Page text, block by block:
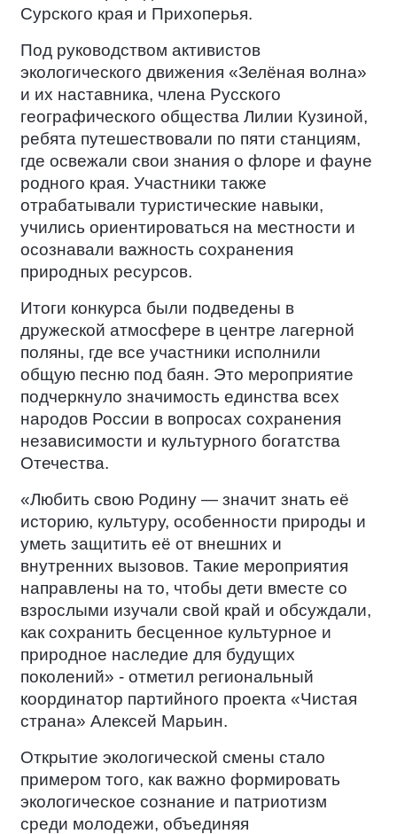
Сурского края и Прихоперья.
Под руководством активистов
экологического движения «Зелёная волна»
и их наставника, члена Русского
географического общества Лилии Кузиной,
ребята путешествовали по пяти станциям,
где освежали свои знания о флоре и фауне
родного края. Участники также
отрабатывали туристические навыки,
учились ориентироваться на местности и
осознавали важность сохранения
природных ресурсов.
Итоги конкурса были подведены в
дружеской атмосфере в центре лагерной
поляны, где все участники исполнили
общую песню под баян. Это мероприятие
подчеркнуло значимость единства всех
народов России в вопросах сохранения
независимости и культурного богатства
Отечества.
«Любить свою Родину — значит знать её
историю, культуру, особенности природы и
уметь защитить её от внешних и
внутренних вызовов. Такие мероприятия
направлены на то, чтобы дети вместе со
взрослыми изучали свой край и обсуждали,
как сохранить бесценное культурное и
природное наследие для будущих
поколений» - отметил региональный
координатор партийного проекта «Чистая
страна» Алексей Марьин.
Открытие экологической смены стало
примером того, как важно формировать
экологическое сознание и патриотизм
среди молодежи, объединяя